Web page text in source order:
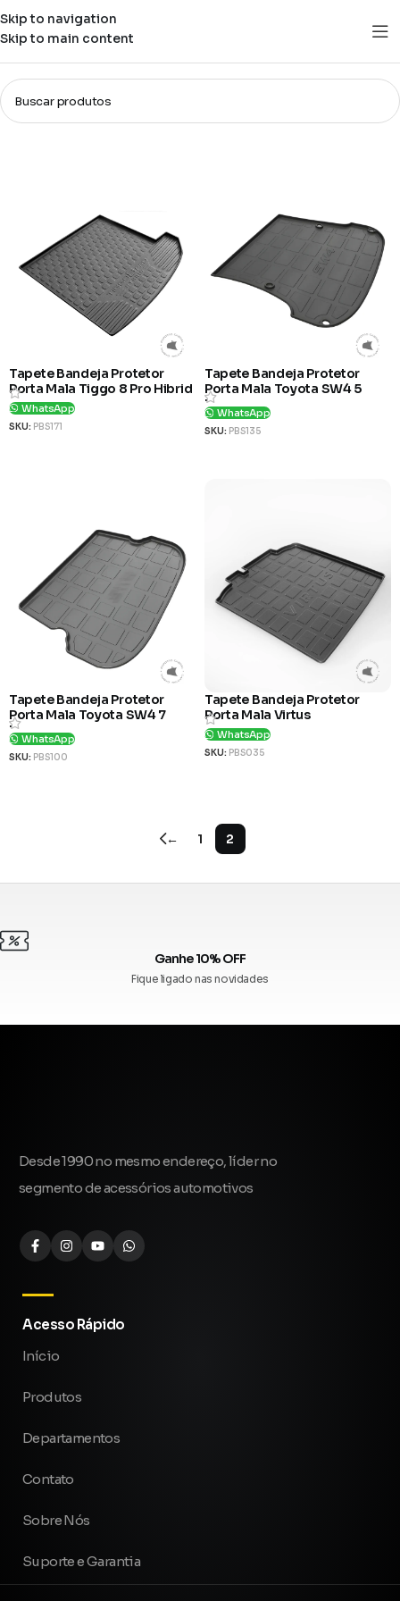
Skip to navigation
Skip to main content
Filtros
Tapete Bandeja Protetor
Porta Mala Tiggo 8 Pro Hibrid
WhatsApp
SKU: PBS171
Tapete Bandeja Protetor
Porta Mala Toyota SW4 5
Lugares
WhatsApp
SKU: PBS135
Tapete Bandeja Protetor
Porta Mala Toyota SW4 7
Lugares
WhatsApp
SKU: PBS100
Tapete Bandeja Protetor
Porta Mala Virtus
WhatsApp
SKU: PBS035
← 1 2
Ganhe 10% OFF
Fique ligado nas novidades
Desde 1990 no mesmo endereço, líder no
segmento de acessórios automotivos
Acesso Rápido
Início
Produtos
Departamentos
Contato
Sobre Nós
Suporte e Garantia